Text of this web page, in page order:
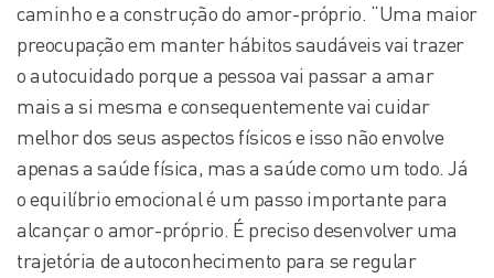
caminho e a construção do amor-próprio. “Uma maior
preocupação em manter hábitos saudáveis vai trazer
o autocuidado porque a pessoa vai passar a amar
mais a si mesma e consequentemente vai cuidar
melhor dos seus aspectos físicos e isso não envolve
apenas a saúde física, mas a saúde como um todo. Já
o equilíbrio emocional é um passo importante para
alcançar o amor-próprio. É preciso desenvolver uma
trajetória de autoconhecimento para se regular